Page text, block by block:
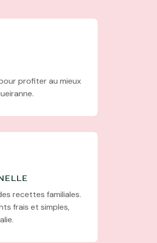
profiter au mieux
recettes familiales.
frais et simples,